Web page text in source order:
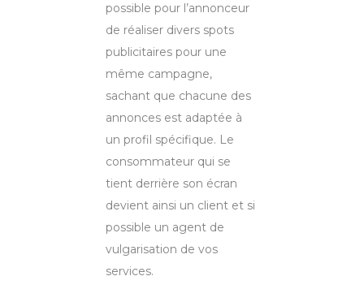
possible pour l’annonceur
de réaliser divers spots
publicitaires pour une
même campagne,
sachant que chacune des
annonces est adaptée à
un profil spécifique. Le
consommateur qui se
tient derrière son écran
devient ainsi un client et si
possible un agent de
vulgarisation de vos
services.